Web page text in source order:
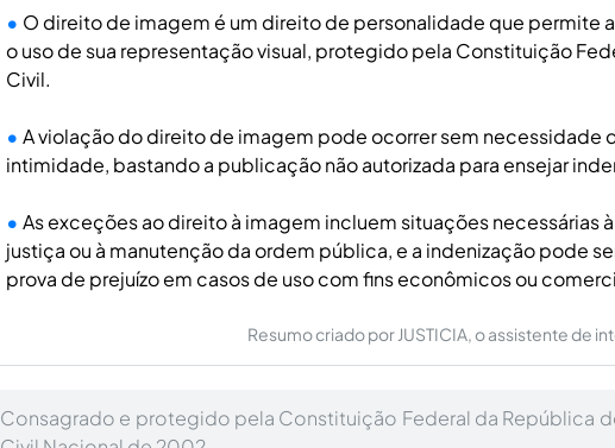
O direito de imagem é um direito de personalidade que permite
o uso de sua representação visual, protegido pela Constituição
Civil.
A violação do direito de imagem pode ocorrer sem necessidade
intimidade, bastando a publicação não autorizada para ensejar
As exceções ao direito à imagem incluem situações necessárias
justiça ou à manutenção da ordem pública, e a indenização pode
prova de prejuízo em casos de uso com fins econômicos ou
Resumo criado por JUSTICIA, o assistente de
Consagrado e protegido pela Constituição Federal da República